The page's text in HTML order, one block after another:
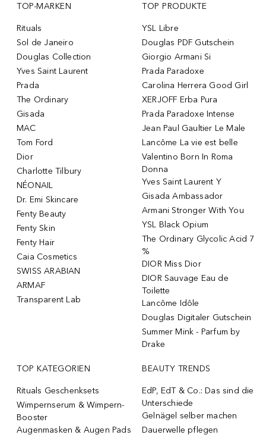
TOP-MARKEN
Rituals
Sol de Janeiro
Douglas Collection
Yves Saint Laurent
Prada
The Ordinary
Gisada
MAC
Tom Ford
Dior
Charlotte Tilbury
NÉONAIL
Dr. Emi Skincare
Fenty Beauty
Fenty Skin
Fenty Hair
Caia Cosmetics
SWISS ARABIAN
ARMAF
Transparent Lab
TOP PRODUKTE
YSL Libre
Douglas PDF Gutschein
Giorgio Armani Si
Prada Paradoxe
Carolina Herrera Good Girl
XERJOFF Erba Pura
Prada Paradoxe Intense
Jean Paul Gaultier Le Male
Lancôme La vie est belle
Valentino Born In Roma
Donna
Yves Saint Laurent Y
Gisada Ambassador
Armani Stronger With You
YSL Black Opium
The Ordinary Glycolic Acid 7
%
DIOR Miss Dior
DIOR Sauvage Eau de
Toilette
Lancôme Idôle
Douglas Digitaler Gutschein
Summer Mink - Parfum by
Drake
TOP KATEGORIEN
Rituals Geschenksets
Wimpernserum & Wimpern-
Booster
Augenmasken & Augen Pads
BEAUTY TRENDS
EdP, EdT & Co.: Das sind die
Unterschiede
Gelnägel selber machen
Dauerwelle pflegen